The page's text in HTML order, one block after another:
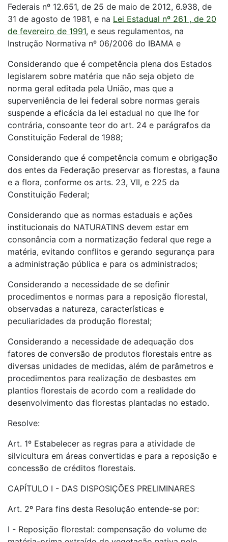
Federais nº 12.651, de 25 de maio de 2012, 6.938, de
31 de agosto de 1981, e na Lei Estadual nº 261 , de 20
de fevereiro de 1991, e seus regulamentos, na
Instrução Normativa nº 06/2006 do IBAMA e
Considerando que é competência plena dos Estados
legislarem sobre matéria que não seja objeto de
norma geral editada pela União, mas que a
superveniência de lei federal sobre normas gerais
suspende a eficácia da lei estadual no que lhe for
contrária, consoante teor do art. 24 e parágrafos da
Constituição Federal de 1988;
Considerando que é competência comum e obrigação
dos entes da Federação preservar as florestas, a fauna
e a flora, conforme os arts. 23, VII, e 225 da
Constituição Federal;
Considerando que as normas estaduais e ações
institucionais do NATURATINS devem estar em
consonância com a normatização federal que rege a
matéria, evitando conflitos e gerando segurança para
a administração pública e para os administrados;
Considerando a necessidade de se definir
procedimentos e normas para a reposição florestal,
observadas a natureza, características e
peculiaridades da produção florestal;
Considerando a necessidade de adequação dos
fatores de conversão de produtos florestais entre as
diversas unidades de medidas, além de parâmetros e
procedimentos para realização de desbastes em
plantios florestais de acordo com a realidade do
desenvolvimento das florestas plantadas no estado.
Resolve:
Art. 1º Estabelecer as regras para a atividade de
silvicultura em áreas convertidas e para a reposição e
concessão de créditos florestais.
CAPÍTULO I - DAS DISPOSIÇÕES PRELIMINARES
Art. 2º Para fins desta Resolução entende-se por:
I - Reposição florestal: compensação do volume de